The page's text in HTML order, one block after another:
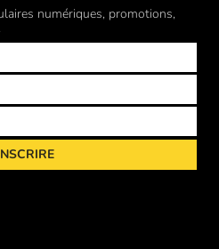
numériques, promotions,